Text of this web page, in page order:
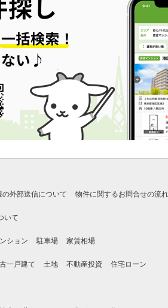
外部送信について 物件に関するお問合せの流れ
いて
ション 駐車場 家賃相場
一戸建て 土地 不動産投資 住宅ローン